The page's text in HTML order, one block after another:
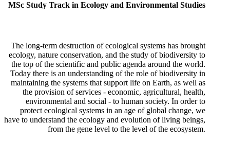
MSc Study Track in Ecology and Environmental Studies
The long-term destruction of ecological systems has brought
ecology, nature conservation, and the study of biodiversity to
the top of the scientific and public agenda around the world.
Today there is an understanding of the role of biodiversity in
maintaining the systems that support life on Earth, as well as
the provision of services - economic, agricultural, health,
environmental and social - to human society. In order to
protect ecological systems in an age of global change, we
have to understand the ecology and evolution of living beings,
from the gene level to the level of the ecosystem.